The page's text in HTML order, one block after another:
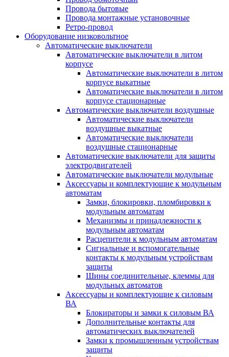
Провода бытовые
Провода монтажные установочные
Ретро-провод
Оборудование низковольтное
Автоматические выключатели
Автоматические выключатели в литом
корпусе
Автоматические выключатели в литом
корпусе выкатные
Автоматические выключатели в литом
корпусе стационарные
Автоматические выключатели воздушные
Автоматические выключатели
воздушные выкатные
Автоматические выключатели
воздушные стационарные
Автоматические выключатели для защиты
электродвигателей
Автоматические выключатели модульные
Аксессуары и комплектующие к модульным
автоматам
Замки, блокировки, пломбировки к
модульным автоматам
Механизмы и принадлежности к
модульным автоматам
Расцепители к модульным автоматам
Сигнальные и вспомогательные
контакты к модульным устройствам
защиты
Шины соединительные, клеммы для
модульных автоматов
Аксессуары и комплектующие к силовым
ВА
Блокираторы и замки к силовым ВА
Дополнительные контакты для
автоматических выключателей
Замки к промышленным устройствам
защиты